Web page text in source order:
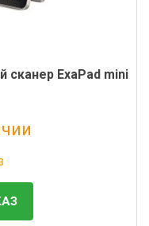
сканер ExaPad mini